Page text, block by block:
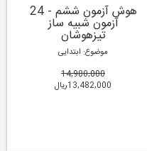
هوش آزمون ششم - 24
آزمون شبیه ساز
تیزهوشان
موضوع: ابتدایی
14,980,000
13,482,000ریال